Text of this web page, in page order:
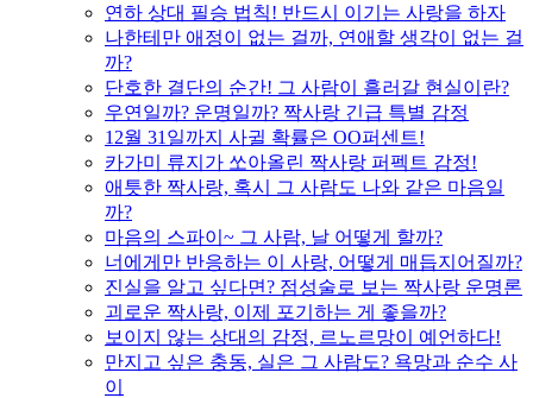
연하 상대 필승 법칙! 반드시 이기는 사랑을 하자
나한테만 애정이 없는 걸까, 연애할 생각이 없는 걸
까?
단호한 결단의 순간! 그 사람이 흘러갈 현실이란?
우연일까? 운명일까? 짝사랑 긴급 특별 감정
12월 31일까지 사귈 확률은 OO퍼센트!
카가미 류지가 쏘아올린 짝사랑 퍼펙트 감정!
애틋한 짝사랑, 혹시 그 사람도 나와 같은 마음일
까?
마음의 스파이~ 그 사람, 날 어떻게 할까?
너에게만 반응하는 이 사랑, 어떻게 매듭지어질까?
진실을 알고 싶다면? 점성술로 보는 짝사랑 운명론
괴로운 짝사랑, 이제 포기하는 게 좋을까?
보이지 않는 상대의 감정, 르노르망이 예언하다!
만지고 싶은 충동, 실은 그 사람도? 욕망과 순수 사
이